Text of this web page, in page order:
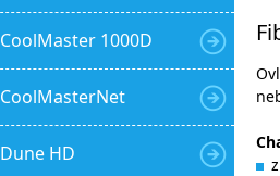
CoolMaster 1000D
CoolMasterNet
Dune HD